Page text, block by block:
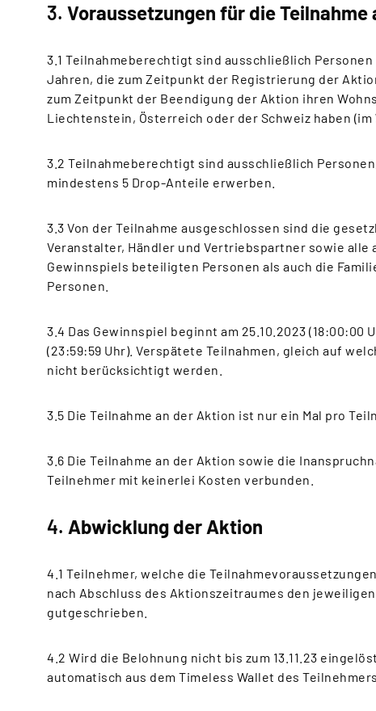
3. Voraussetzungen für die Teilnahme
3.1 Teilnahmeberechtigt sind ausschließlich
Jahren, die zum Zeitpunkt der Registrierung der
zum Zeitpunkt der Beendigung der Aktion ihren
Liechtenstein, Österreich oder der Schweiz haben (im
3.2 Teilnahmeberechtigt sind ausschließlich
mindestens 5 Drop-Anteile erwerben.
3.3 Von der Teilnahme ausgeschlossen sind die
Veranstalter, Händler und Vertriebspartner sowie alle
Gewinnspiels beteiligten Personen als auch die
Personen.
3.4 Das Gewinnspiel beginnt am 25.10.2023 (18:00:00
(23:59:59 Uhr). Verspätete Teilnahmen, gleich auf
nicht berücksichtigt werden.
3.5 Die Teilnahme an der Aktion ist nur ein Mal pro
3.6 Die Teilnahme an der Aktion sowie die
Teilnehmer mit keinerlei Kosten verbunden.
4. Abwicklung der Aktion
4.1 Teilnehmer, welche die
nach Abschluss des Aktionszeitraumes den
gutgeschrieben.
4.2 Wird die Belohnung nicht bis zum 13.11.23
automatisch aus dem Timeless Wallet des